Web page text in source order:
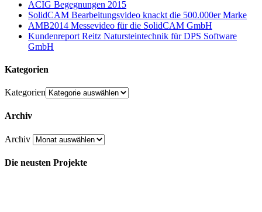
ACIG Begegnungen 2015
SolidCAM Bearbeitungsvideo knackt die 500.000er Marke
AMB2014 Messevideo für die SolidCAM GmbH
Kundenreport Reitz Natursteintechnik für DPS Software
GmbH
Kategorien
Kategorien
Archiv
Archiv
Die neusten Projekte